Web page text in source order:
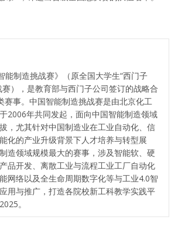
能制造挑战赛》（原全国大学生“西门子
），是教育部与西门子公司签订的战略合
赛事。中国智能制造挑战赛是由北京化工
2006年共同发起，面向中国智能制造领域
，尤其针对中国制造业在工业自动化、信
化的产业升级背景下人才培养与转型展
造领域规模最大的赛事，涉及智能软、硬
品开发、离散工业与流程工业工厂自动化
网络以及全生命周期数字化等与工业4.0智
用与推广，打造各院校新工科教学实践平
。